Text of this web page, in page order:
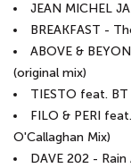
JEAN MICHEL
BREAKFAST -
ABOVE &
(original mix)
TIESTO feat. BT
FILO & PERI
O'Callaghan Mix)
DAVE 202 -